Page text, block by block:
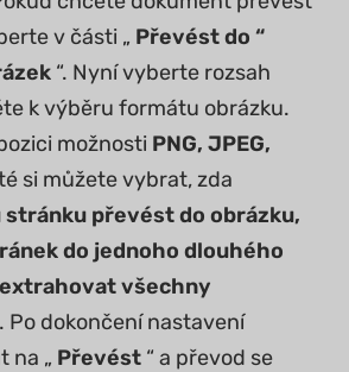
v části „ Převést do “
“. Nyní vyberte rozsah
k výběru formátu obrázku.
možnosti PNG, JPEG,
si můžete vybrat, zda
stránku převést do obrázku,
do jednoho dlouhého
všechny
Po dokončení nastavení
na „ Převést “ a převod se